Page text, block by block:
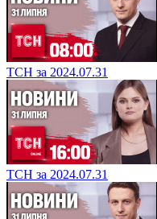
ТСН за 2024.07.31
ТСН за 2024.07.31